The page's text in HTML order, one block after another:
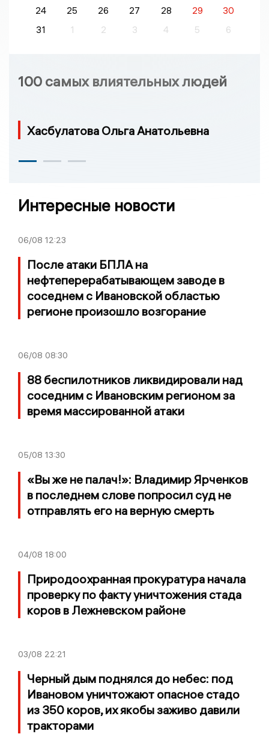
24 25 26 27 28 29
30
31
1 2 3 4 5 6
100 самых влиятельных людей
Хасбулатова Ольга Анатольевна
Интересные новости
06/08 12:23
После атаки БПЛА на
нефтеперерабатывающем заводе в
соседнем с Ивановской областью
регионе произошло возгорание
06/08 08:30
88 беспилотников ликвидировали над
соседним с Ивановским регионом за
время массированной атаки
05/08 13:30
«Вы же не палач!»: Владимир Ярченков
в последнем слове попросил суд не
отправлять его на верную смерть
04/08 18:00
Природоохранная прокуратура начала
проверку по факту уничтожения стада
коров в Лежневском районе
03/08 22:21
Черный дым поднялся до небес: под
Ивановом уничтожают опасное стадо
из 350 коров, их якобы заживо давили
тракторами